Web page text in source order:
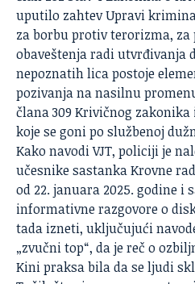
uputilo zahtev Upravi
za borbu protiv terorizma,
obaveštenja radi utvrđivanja
nepoznatih lica postoje
pozivanja na nasilnu
člana 309 Krivičnog
koje se goni po službenoj
Kako navodi VJT, policiji je
učesnike sastanka Krovne
od 22. januara 2025. godine i
informativne razgovore o
tada izneti, uključujući
„zvučni top“, da je reč o
Kini praksa bila da se ljudi